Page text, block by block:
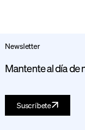
Newsletter
Mantente al día de
Suscríbete